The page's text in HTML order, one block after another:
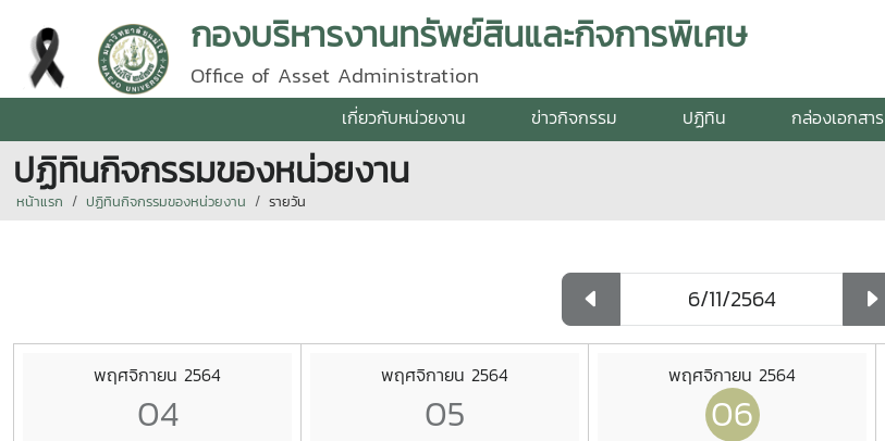
กองบริหารงานทรัพย์สินและกิจการพิเศษ
Office of Asset Administration
เกี่ยวกับหน่วยงาน ข่าวกิจกรรม ปฏิทิน กล่องเอกสาร
ปฏิทินกิจกรรมของหน่วยงาน
หน้าแรก ปฏิทินกิจกรรมของหน่วยงาน รายวัน
พฤศจิกายน 2564
04
พฤศจิกายน 2564
05
พฤศจิกายน 2564
06